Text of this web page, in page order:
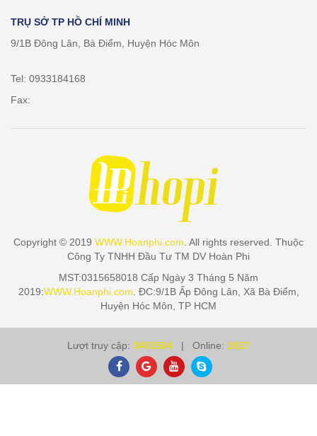
TRỤ SỞ TP HỒ CHÍ MINH
9/1B Đông Lân, Bà Điểm, Huyện Hóc Môn
Tel: 0933184168
Fax:
Copyright © 2019 WWW.Hoanphi.com . All rights reserved. Thuộc
Công Ty TNHH Đầu Tư TM DV Hoàn Phi
MST:0315658018 Cấp Ngày 3 Tháng 5 Năm
2019:WWW.Hoanphi.com . ĐC:9/1B Ấp Đông Lân, Xã Bà Điểm,
Huyện Hóc Môn, TP HCM
Lượt truy cập: 3401504 | Online: 1017